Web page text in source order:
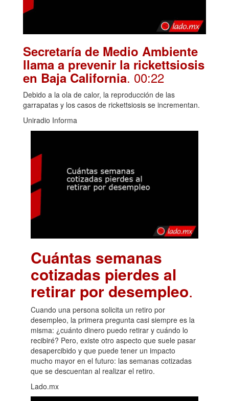
Secretaría de Medio Ambiente
llama a prevenir la rickettsiosis
en Baja California. 00:22
Debido a la ola de calor, la reproducción de las
garrapatas y los casos de rickettsiosis se incrementan.
Uniradio Informa
Cuántas semanas
cotizadas pierdes al
retirar por desempleo.
Cuando una persona solicita un retiro por
desempleo, la primera pregunta casi siempre es la
misma: ¿cuánto dinero puedo retirar y cuándo lo
recibiré? Pero, existe otro aspecto que suele pasar
desapercibido y que puede tener un impacto
mucho mayor en el futuro: las semanas cotizadas
que se descuentan al realizar el retiro.
Lado.mx